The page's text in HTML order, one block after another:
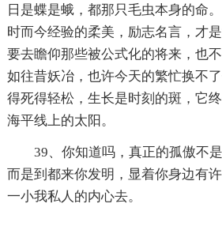
日是蝶是蛾，都那只毛虫本身的命
时而今经验的柔美，励志名言，才
要去瞻仰那些被公式化的将来，也
如往昔妖冶，也许今天的繁忙换不
得死得轻松，生长是时刻的斑，它
海平线上的太阳。
39、你知道吗，真正的孤傲不
而是到都来你发明，显着你身边有
一小我私人的内心去。